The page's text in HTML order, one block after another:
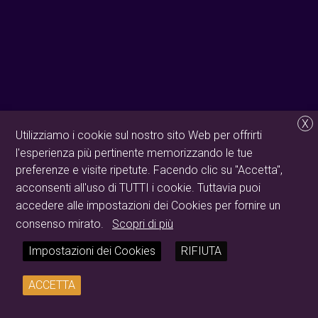
X
Utilizziamo i cookie sul nostro sito Web per offrirti
l'esperienza più pertinente memorizzando le tue
preferenze e visite ripetute. Facendo clic su "Accetta",
acconsenti all'uso di TUTTI i cookie. Tuttavia puoi
accedere alle impostazioni dei Cookies per fornire un
consenso mirato.
Scopri di più
Impostazioni dei Cookies
RIFIUTA
ACCETTA